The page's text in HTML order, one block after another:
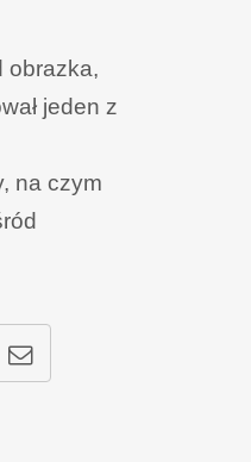
obrazka,
jeden z
na czym